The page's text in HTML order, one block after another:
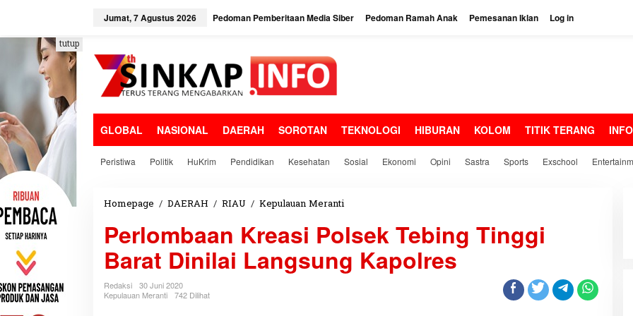
e
k
o
n
t
e
n
Jumat, 7 Agustus 2026 Pedoman Pemberitaan Media Siber Pedoman Ramah Anak Pemesanan Iklan Log in
GLOBAL NASIONAL DAERAH SOROTAN TEKNOLOGI HIBURAN KOLOM TITIK TERANG
Peristiwa Politik HuKrim Pendidikan Kesehatan Sosial Ekonomi Opini Sastra Sports Exschool
tutup
Homepage / DAERAH / RIAU / Kepulauan Meranti
r
l
o
m
Perlombaan Kreasi Polsek Tebing Tinggi
Barat Dinilai Langsung Kapolres
Redaksi
30 Juni 2020
Kepulauan Meranti
742 Dilihat